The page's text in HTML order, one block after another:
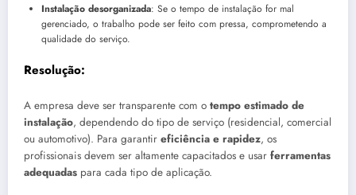
Instalação desorganizada: Se o tempo de instalação for mal
gerenciado, o trabalho pode ser feito com pressa, comprometendo a
qualidade do serviço.
Resolução:
A empresa deve ser transparente com o tempo estimado de
instalação, dependendo do tipo de serviço (residencial, comercial
ou automotivo). Para garantir eficiência e rapidez, os
profissionais devem ser altamente capacitados e usar ferramentas
adequadas para cada tipo de aplicação.